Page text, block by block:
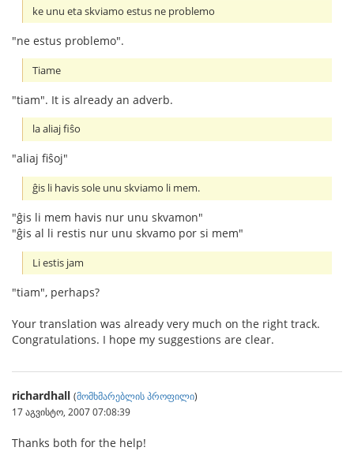
ke unu eta skviamo estus ne problemo
"ne estus problemo".
Tiame
"tiam". It is already an adverb.
la aliaj fiŝo
"aliaj fiŝoj"
ĝis li havis sole unu skviamo li mem.
"ĝis li mem havis nur unu skvamon"
"ĝis al li restis nur unu skvamo por si mem"
Li estis jam
"tiam", perhaps?
Your translation was already very much on the right track.
Congratulations. I hope my suggestions are clear.
richardhall (მომხმარებლის პროფილი)
17 აგვისტო, 2007 07:08:39
Thanks both for the help!